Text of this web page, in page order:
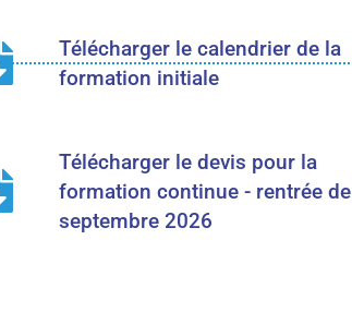
Télécharger le calendrier de la
formation initiale
Télécharger le devis pour la
formation continue - rentrée de
septembre 2026